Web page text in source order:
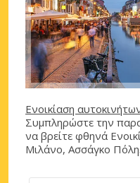
Ενοικίαση
Συμπληρώστε την
να βρείτε φθηνά
Μιλάνο, Ασσάγκο Πόλη.